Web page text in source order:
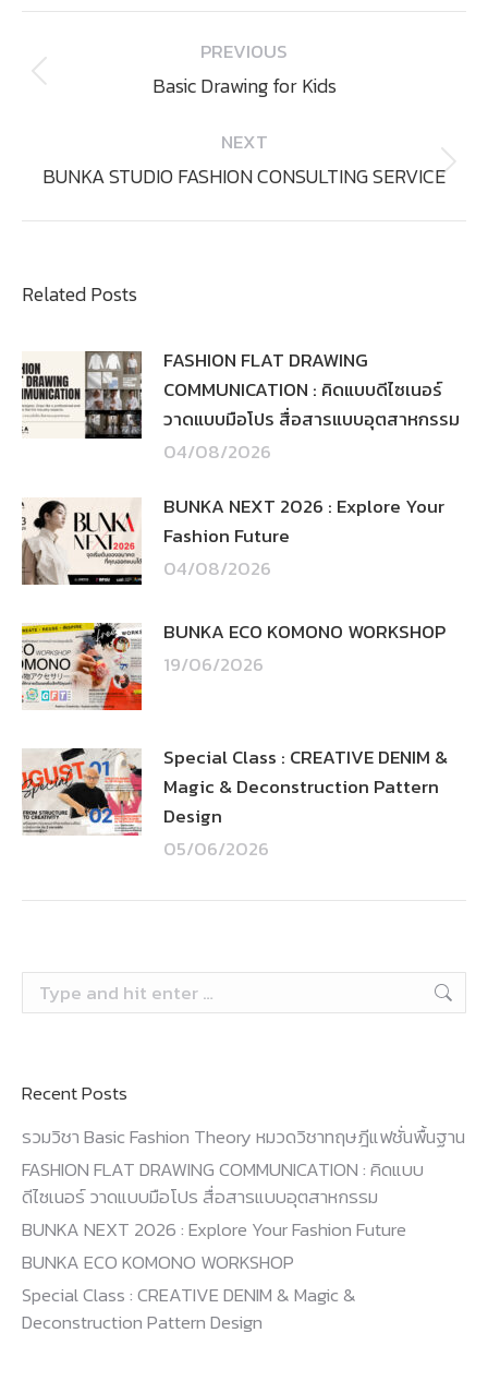
navigation
PREVIOUS
Previous
Basic Drawing for Kids
NEXT
Next
BUNKA STUDIO FASHION CONSULTING SERVICE
Related Posts
FASHION FLAT DRAWING
COMMUNICATION : คิดแบบดีไซเนอร์
วาดแบบมือโปร สื่อสารแบบอุตสาหกรรม
04/08/2026
BUNKA NEXT 2026 : Explore Your
Fashion Future
04/08/2026
BUNKA ECO KOMONO WORKSHOP
19/06/2026
Special Class : CREATIVE DENIM &
Magic & Deconstruction Pattern
Design
05/06/2026
Search:
Recent Posts
รวมวิชา Basic Fashion Theory หมวดวิชาทฤษฎีแฟชั่นพื้นฐาน
FASHION FLAT DRAWING COMMUNICATION : คิดแบบ
ดีไซเนอร์ วาดแบบมือโปร สื่อสารแบบอุตสาหกรรม
BUNKA NEXT 2026 : Explore Your Fashion Future
BUNKA ECO KOMONO WORKSHOP
Special Class : CREATIVE DENIM & Magic &
Deconstruction Pattern Design